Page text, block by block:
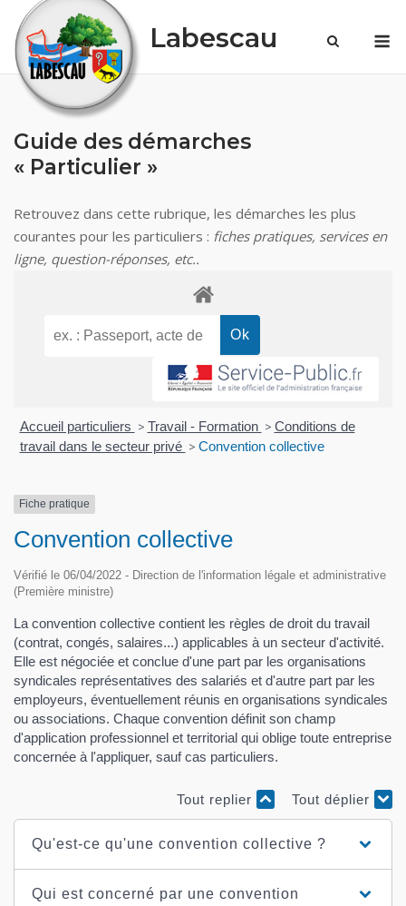
content
Labescau
Guide des démarches
« Particulier »
Retrouvez dans cette rubrique, les démarches les plus
courantes pour les particuliers : fiches pratiques, services en
ligne, question-réponses, etc..
Accueil particuliers > Travail - Formation > Conditions de
travail dans le secteur privé > Convention collective
Fiche pratique
Convention collective
Vérifié le 06/04/2022 - Direction de l'information légale et administrative
(Première ministre)
La convention collective contient les règles de droit du travail
(contrat, congés, salaires...) applicables à un secteur d'activité.
Elle est négociée et conclue d'une part par les organisations
syndicales représentatives des salariés et d'autre part par les
employeurs, éventuellement réunis en organisations syndicales
ou associations. Chaque convention définit son champ
d'application professionnel et territorial qui oblige toute entreprise
concernée à l'appliquer, sauf cas particuliers.
Tout replier Tout déplier
Qu'est-ce qu'une convention collective ?
Qui est concerné par une convention